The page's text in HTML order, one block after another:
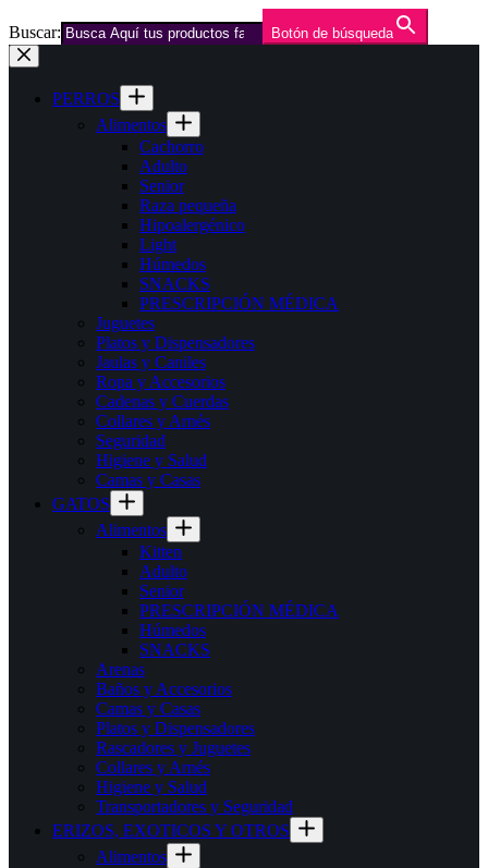
Buscar: Botón de búsqueda
Saltar
al
contenidoPERROS
Alimentos
Cachorro
Adulto
Senior
Raza pequeña
Hipoalergénico
Light
Húmedos
SNACKS
PRESCRIPCIÓN MÉDICA
Juguetes
Platos y Dispensadores
Jaulas y Caniles
Ropa y Accesorios
Cadenas y Cuerdas
Collares y Arnés
Seguridad
Higiene y Salud
Camas y Casas
GATOS
Alimentos
Kitten
Adulto
Senior
PRESCRIPCIÓN MÉDICA
Húmedos
SNACKS
Arenas
Baños y Accesorios
Camas y Casas
Platos y Dispensadores
Rascadores y Juguetes
Collares y Arnés
Higiene y Salud
Transportadores y Seguridad
ERIZOS, EXOTICOS Y OTROS
Alimentos